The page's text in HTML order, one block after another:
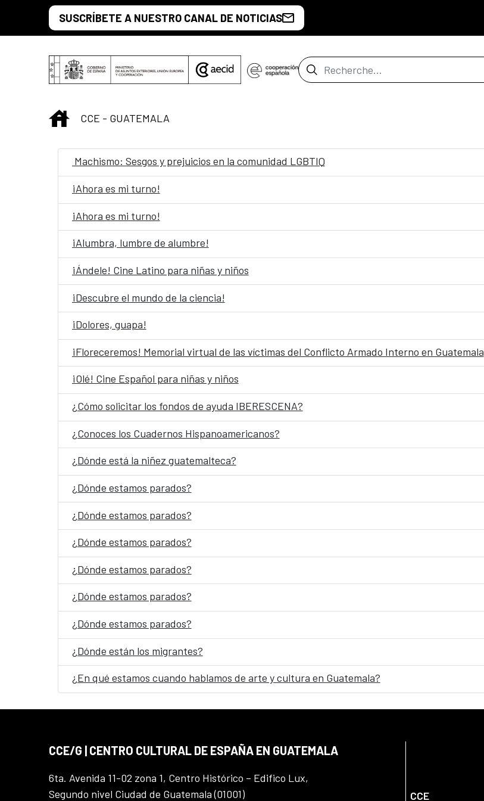
Saut au contenu principal
SUSCRÍBETE A NUESTRO CANAL DE NOTICIAS
Barre de recherche
INICIO
CCE - GUATEMALA
Machismo: Sesgos y prejuicios en la comunidad LGBTIQ
¡Ahora es mi turno!
¡Ahora es mi turno!
¡Alumbra, lumbre de alumbre!
¡Ándele! Cine Latino para niñas y niños
¡Descubre el mundo de la ciencia!
¡Dolores, guapa!
¡Floreceremos! Memorial virtual de las víctimas del Conflicto Armado Interno en Guatemala
¡Olé! Cine Español para niñas y niños
¿Cómo solicitar los fondos de ayuda IBERESCENA?
¿Conoces los Cuadernos Hispanoamericanos?
¿Dónde está la niñez guatemalteca?
¿Dónde estamos parados?
¿Dónde estamos parados?
¿Dónde estamos parados?
¿Dónde estamos parados?
¿Dónde estamos parados?
¿Dónde estamos parados?
¿Dónde están los migrantes?
¿En qué estamos cuando hablamos de arte y cultura en Guatemala?
CCE/G | CENTRO CULTURAL DE ESPAÑA EN GUATEMALA
6ta. Avenida 11-02 zona 1, Centro Histórico – Edifico Lux,
Segundo nivel Ciudad de Guatemala (01001)
CCE